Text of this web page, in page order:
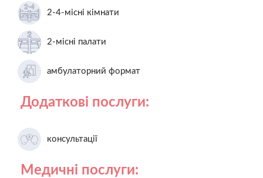
2-4-місні кімнати
2-місні палати
амбулаторний формат
Додаткові послуги:
консультації
Медичні послуги: